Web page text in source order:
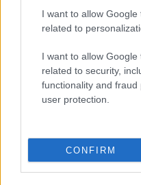
I want to allow
related to
I want to allow
related to security,
functionality and
user protection.
CONFIRM
ritrova la
Nuovi stalli